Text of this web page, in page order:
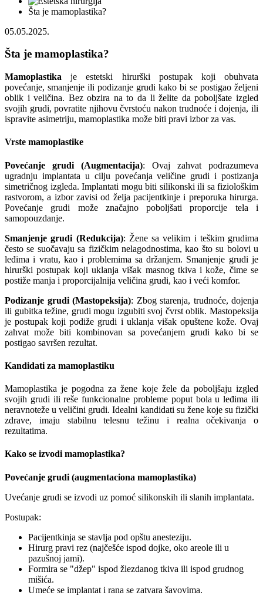
Šta je mamoplastika?
05.05.2025.
Šta je mamoplastika?
Mamoplastika je estetski hirurški postupak koji obuhvata
povećanje, smanjenje ili podizanje grudi kako bi se postigao željeni
oblik i veličina. Bez obzira na to da li želite da poboljšate izgled
svojih grudi, povratite njihovu čvrstoću nakon trudnoće i dojenja, ili
ispravite asimetriju, mamoplastika može biti pravi izbor za vas.
Vrste mamoplastike
Povećanje grudi (Augmentacija):
Ovaj zahvat podrazumeva
ugradnju implantata u cilju povećanja veličine grudi i postizanja
simetričnog izgleda. Implantati mogu biti silikonski ili sa fiziološkim
rastvorom, a izbor zavisi od želja pacijentkinje i preporuka hirurga.
Povećanje grudi može značajno poboljšati proporcije tela i
samopouzdanje.
Smanjenje grudi (Redukcija): Žene sa velikim i teškim grudima
često se suočavaju sa fizičkim nelagodnostima, kao što su bolovi u
leđima i vratu, kao i problemima sa držanjem. Smanjenje grudi je
hirurški postupak koji uklanja višak masnog tkiva i kože, čime se
postiže manja i proporcijalnija veličina grudi, kao i veći komfor.
Podizanje grudi (Mastopeksija): Zbog starenja, trudnoće, dojenja
ili gubitka težine, grudi mogu izgubiti svoj čvrst oblik. Mastopeksija
je postupak koji podiže grudi i uklanja višak opuštene kože. Ovaj
zahvat može biti kombinovan sa povećanjem grudi kako bi se
postigao savršen rezultat.
Kandidati za mamoplastiku
Mamoplastika je pogodna za žene koje žele da poboljšaju izgled
svojih grudi ili reše funkcionalne probleme poput bola u leđima ili
neravnoteže u veličini grudi. Idealni kandidati su žene koje su fizički
zdrave, imaju stabilnu telesnu težinu i realna očekivanja o
rezultatima.
Kako se izvodi mamoplastika?
Povećanje grudi (augmentaciona mamoplastika)
Uvećanje grudi se izvodi uz pomoć silikonskih ili slanih implantata.
Postupak:
Pacijentkinja se stavlja pod opštu anesteziju.
Hirurg pravi rez (najčešće ispod dojke, oko areole ili u
pazušnoj jami).
Formira se "džep" ispod žlezdanog tkiva ili ispod grudnog
mišića.
Umeće se implantat i rana se zatvara šavovima.